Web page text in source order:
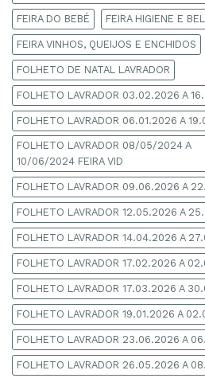
FEIRA DO BEBÉ FEIRA HIGIENE E
FEIRA VINHOS, QUEIJOS E ENCHIDOS
FOLHETO DE NATAL LAVRADOR
FOLHETO LAVRADOR 03.02.2026 A
FOLHETO LAVRADOR 06.01.2026 A
FOLHETO LAVRADOR 08/05/2024 A
10/06/2024 FEIRA VID
FOLHETO LAVRADOR 09.06.2026 A
FOLHETO LAVRADOR 12.05.2026 A
FOLHETO LAVRADOR 14.04.2026 A
FOLHETO LAVRADOR 17.02.2026 A
FOLHETO LAVRADOR 17.03.2026 A
FOLHETO LAVRADOR 19.01.2026 A
FOLHETO LAVRADOR 23.06.2026 A
FOLHETO LAVRADOR 26.05.2026 A